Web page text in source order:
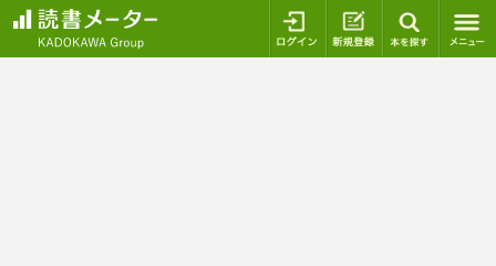
ログイン 新規登録